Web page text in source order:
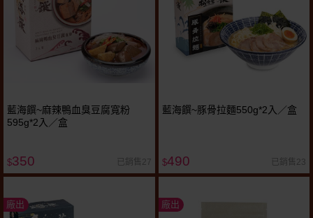
藍海饌~麻辣鴨血臭豆腐寬粉
595g*2入／盒
$350 已銷售27
藍海饌~豚骨拉麵550g*2入／盒
$490 已銷售23
廠出 廠出